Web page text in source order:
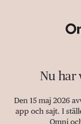
Nu har
Den 15 maj 2026
app och sajt. I
Omni